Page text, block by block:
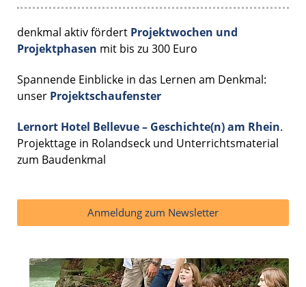
denkmal aktiv fördert Projektwochen und
Projektphasen mit bis zu 300 Euro
Spannende Einblicke in das Lernen am Denkmal:
unser Projektschaufenster
Lernort Hotel Bellevue – Geschichte(n) am Rhein.
Projekttage in Rolandseck und Unterrichtsmaterial
zum Baudenkmal
Anmeldung zum Newsletter